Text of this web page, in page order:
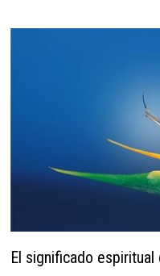
El significado